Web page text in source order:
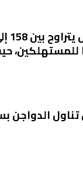
البيض يعتبر إيجابيًا
تناول